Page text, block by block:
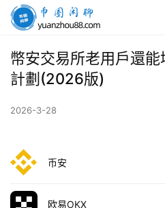
幣
閒
聊
幣安交易所老用戶還
計劃(2026版)
2026-3-28
币安
欧易OKX